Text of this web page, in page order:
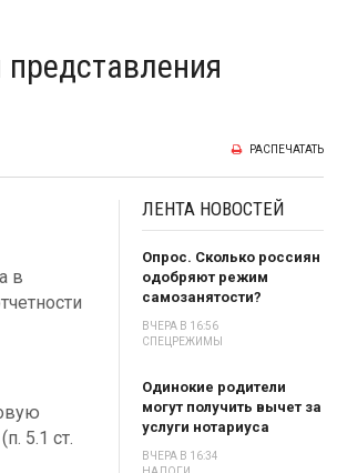
РАСПЕЧАТАТЬ
в
5.1 ст.
ЛЕНТА НОВОСТЕЙ
Опрос. Сколько россиян
одобряют режим
самозанятости?
ВЧЕРА В 16:56
СПЕЦРЕЖИМЫ
Одинокие родители
могут получить вычет за
услуги нотариуса
ВЧЕРА В 16:34